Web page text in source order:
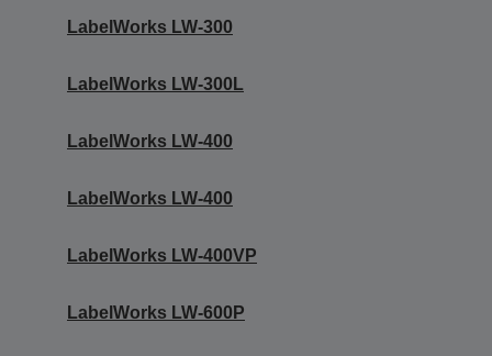
LabelWorks LW-300
LabelWorks LW-300L
LabelWorks LW-400
LabelWorks LW-400
LabelWorks LW-400VP
LabelWorks LW-600P